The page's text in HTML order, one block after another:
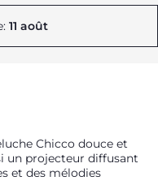
11 août
Chicco douce et
un projecteur diffusant
et des mélodies